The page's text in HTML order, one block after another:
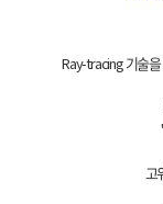
Ray-tracing 기술
고